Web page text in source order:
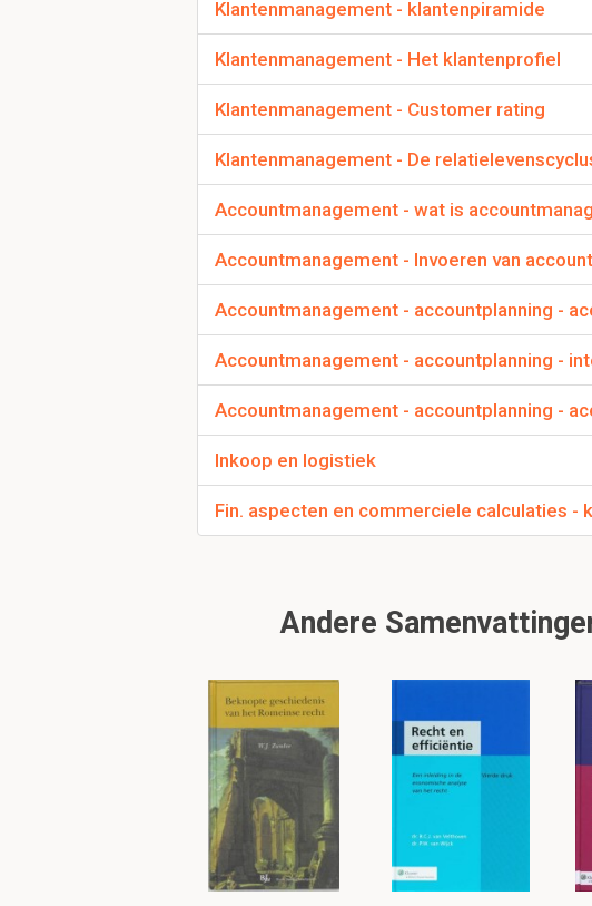
E = Ecologische/ Esthetische
Dit is een
Wat wordt bedoeld met de
De
omgeving van de
Denk hierbij aan de organisatie
productiemogelijkheden, de
marketing en salesafdeling.
Om verder te lezen,
Klantenmanagement - klantenpiramide
Klantenmanagement - Het klantenprofiel
Klantenmanagement - Customer rating
Klantenmanagement - De
Accountmanagement - wat is
Accountmanagement - Invoeren van
Accountmanagement - accountplanning -
Accountmanagement - accountplanning -
Accountmanagement - accountplanning -
Inkoop en logistiek
Fin. aspecten en commerciele calculaties -
Andere